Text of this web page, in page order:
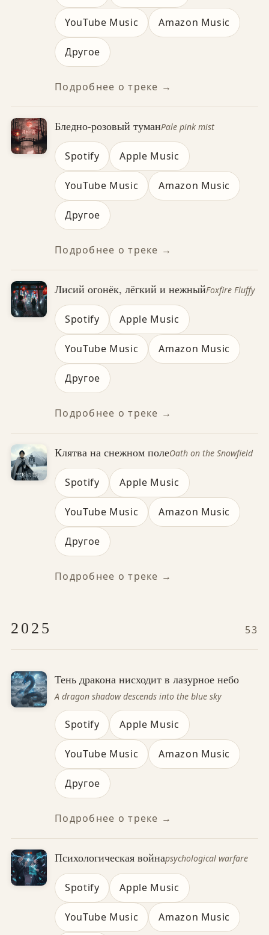
YouTube Music Amazon Music
Другое
Подробнее о треке →
Бледно-розовый туманPale pink mist
Spotify Apple Music
YouTube Music Amazon Music
Другое
Подробнее о треке →
Лисий огонёк, лёгкий и нежныйFoxfire Fluffy
Spotify Apple Music
YouTube Music Amazon Music
Другое
Подробнее о треке →
Клятва на снежном полеOath on the Snowfield
Spotify Apple Music
YouTube Music Amazon Music
Другое
Подробнее о треке →
2025 53
Тень дракона нисходит в лазурное небо
A dragon shadow descends into the blue sky
Spotify Apple Music
YouTube Music Amazon Music
Другое
Подробнее о треке →
Психологическая войнаpsychological warfare
Spotify Apple Music
YouTube Music Amazon Music